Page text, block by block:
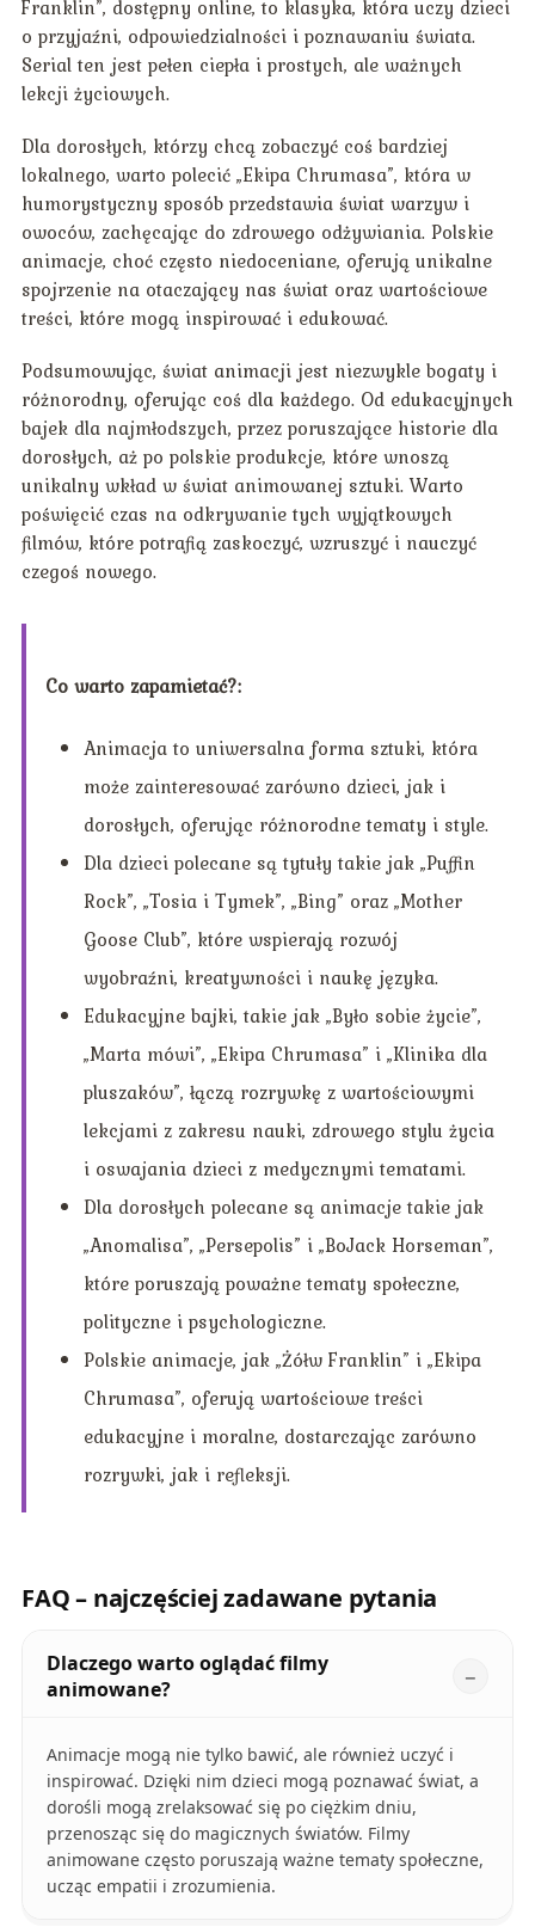
Franklin”, dostępny online, to klasyka, która uczy dzieci
o przyjaźni, odpowiedzialności i poznawaniu świata.
Serial ten jest pełen ciepła i prostych, ale ważnych
lekcji życiowych.
Dla dorosłych, którzy chcą zobaczyć coś bardziej
lokalnego, warto polecić „Ekipa Chrumasa”, która w
humorystyczny sposób przedstawia świat warzyw i
owoców, zachęcając do zdrowego odżywiania. Polskie
animacje, choć często niedoceniane, oferują unikalne
spojrzenie na otaczający nas świat oraz wartościowe
treści, które mogą inspirować i edukować.
Podsumowując, świat animacji jest niezwykle bogaty i
różnorodny, oferując coś dla każdego. Od edukacyjnych
bajek dla najmłodszych, przez poruszające historie dla
dorosłych, aż po polskie produkcje, które wnoszą
unikalny wkład w świat animowanej sztuki. Warto
poświęcić czas na odkrywanie tych wyjątkowych
filmów, które potrafią zaskoczyć, wzruszyć i nauczyć
czegoś nowego.
Co warto zapamietać?:
Animacja to uniwersalna forma sztuki, która
może zainteresować zarówno dzieci, jak i
dorosłych, oferując różnorodne tematy i style.
Dla dzieci polecane są tytuły takie jak „Puffin
Rock”, „Tosia i Tymek”, „Bing” oraz „Mother
Goose Club”, które wspierają rozwój
wyobraźni, kreatywności i naukę języka.
Edukacyjne bajki, takie jak „Było sobie życie”,
„Marta mówi”, „Ekipa Chrumasa” i „Klinika dla
pluszaków”, łączą rozrywkę z wartościowymi
lekcjami z zakresu nauki, zdrowego stylu życia
i oswajania dzieci z medycznymi tematami.
Dla dorosłych polecane są animacje takie jak
„Anomalisa”, „Persepolis” i „BoJack Horseman”,
które poruszają poważne tematy społeczne,
polityczne i psychologiczne.
Polskie animacje, jak „Żółw Franklin” i „Ekipa
Chrumasa”, oferują wartościowe treści
edukacyjne i moralne, dostarczając zarówno
rozrywki, jak i refleksji.
FAQ – najczęściej zadawane pytania
Dlaczego warto oglądać filmy
animowane?
Animacje mogą nie tylko bawić, ale również uczyć i
inspirować. Dzięki nim dzieci mogą poznawać świat, a
dorośli mogą zrelaksować się po ciężkim dniu,
przenosząc się do magicznych światów. Filmy
animowane często poruszają ważne tematy społeczne,
ucząc empatii i zrozumienia.